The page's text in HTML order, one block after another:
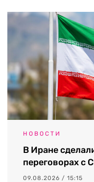
НОВОСТИ
В Иране
переговорах с
09.08.2026 / 15:15